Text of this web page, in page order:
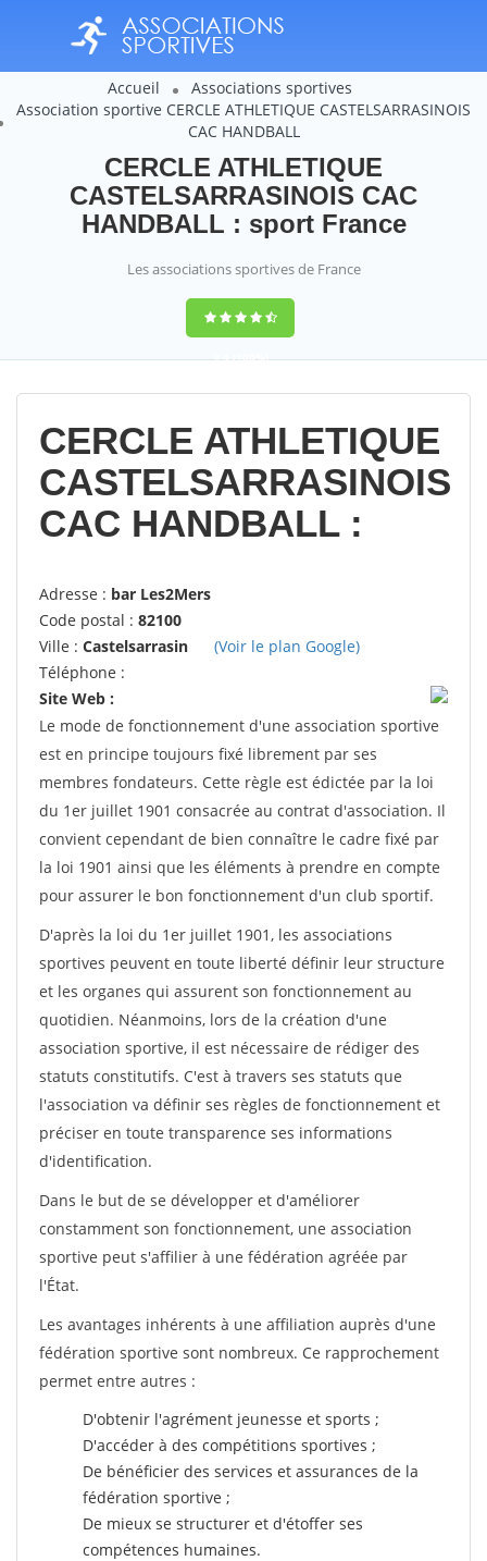
Accueil
Associations sportives
Association sportive CERCLE ATHLETIQUE CASTELSARRASINOIS
CAC HANDBALL
CERCLE ATHLETIQUE
CASTELSARRASINOIS CAC
HANDBALL : sport France
Les associations sportives de France
9,4(100%)
14358votes
CERCLE ATHLETIQUE
CASTELSARRASINOIS
CAC HANDBALL :
Adresse : bar Les2Mers
Code postal : 82100
Ville : Castelsarrasin
(Voir le plan Google)
Téléphone :
Site Web :
Le mode de fonctionnement d'une association sportive
est en principe toujours fixé librement par ses
membres fondateurs. Cette règle est édictée par la loi
du 1er juillet 1901 consacrée au contrat d'association. Il
convient cependant de bien connaître le cadre fixé par
la loi 1901 ainsi que les éléments à prendre en compte
pour assurer le bon fonctionnement d'un club sportif.
D'après la loi du 1er juillet 1901, les associations
sportives peuvent en toute liberté définir leur structure
et les organes qui assurent son fonctionnement au
quotidien. Néanmoins, lors de la création d'une
association sportive, il est nécessaire de rédiger des
statuts constitutifs. C'est à travers ses statuts que
l'association va définir ses règles de fonctionnement et
préciser en toute transparence ses informations
d'identification.
Dans le but de se développer et d'améliorer
constamment son fonctionnement, une association
sportive peut s'affilier à une fédération agréée par
l'État.
Les avantages inhérents à une affiliation auprès d'une
fédération sportive sont nombreux. Ce rapprochement
permet entre autres :
D'obtenir l'agrément jeunesse et sports ;
D'accéder à des compétitions sportives ;
De bénéficier des services et assurances de la
fédération sportive ;
De mieux se structurer et d'étoffer ses
compétences humaines.